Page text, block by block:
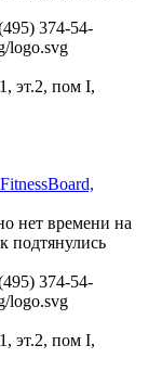
374-54-
logo.svg
эт.2, пом I,
нет времени на
подтянулись
374-54-
logo.svg
эт.2, пом I,